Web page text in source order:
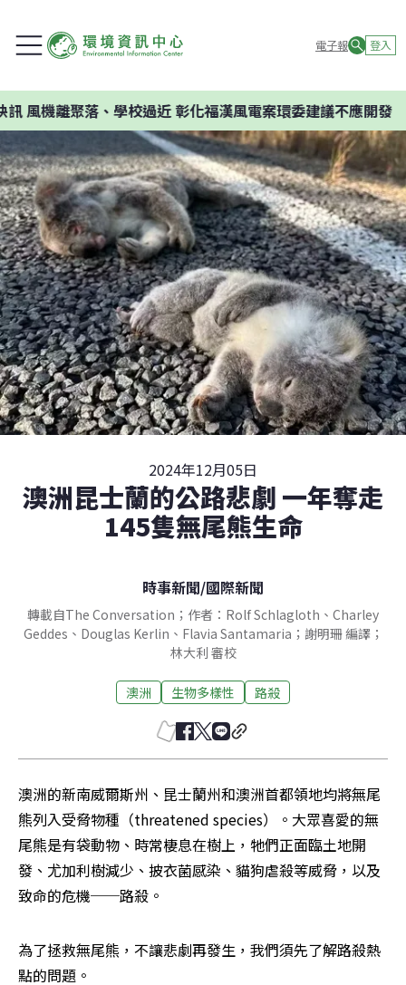
電子報 登入
聚落、學校過近 彰化福漢風電案環委建議不應開發
2024年12月05日
澳洲昆士蘭的公路悲劇 一年奪走
145隻無尾熊生命
時事新聞/國際新聞
轉載自The Conversation；作者：Rolf Schlagloth、Charley
Geddes、Douglas Kerlin、Flavia Santamaria；謝明珊 編譯；
林大利 審校
澳洲 生物多樣性 路殺
澳洲的新南威爾斯州、昆士蘭州和澳洲首都領地均將無尾
熊列入受脅物種（threatened species）。大眾喜愛的無
尾熊是有袋動物、時常棲息在樹上，牠們正面臨土地開
發、尤加利樹減少、披衣菌感染、貓狗虐殺等威脅，以及
致命的危機──路殺。
為了拯救無尾熊，不讓悲劇再發生，我們須先了解路殺熱
點的問題。